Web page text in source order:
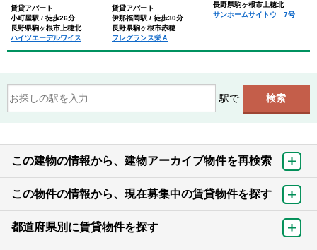
賃貸アパート
小町屋駅 / 徒歩26分
長野県駒ヶ根市上穂北
ハイツエーデルワイス
賃貸アパート
伊那福岡駅 / 徒歩30分
長野県駒ヶ根市赤穂
フレグランス栄Ａ
長野県駒ヶ根市上穂北
サンホームサイトウ 7号
駅で
この建物の情報から、建物アーカイブ物件を再検索
この物件の情報から、現在募集中の賃貸物件を探す
都道府県別に賃貸物件を探す